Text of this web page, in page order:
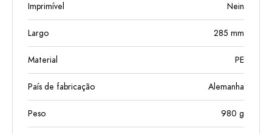
Imprimível Nein
Largo 285 mm
Material PE
País de fabricação Alemanha
Peso 980 g